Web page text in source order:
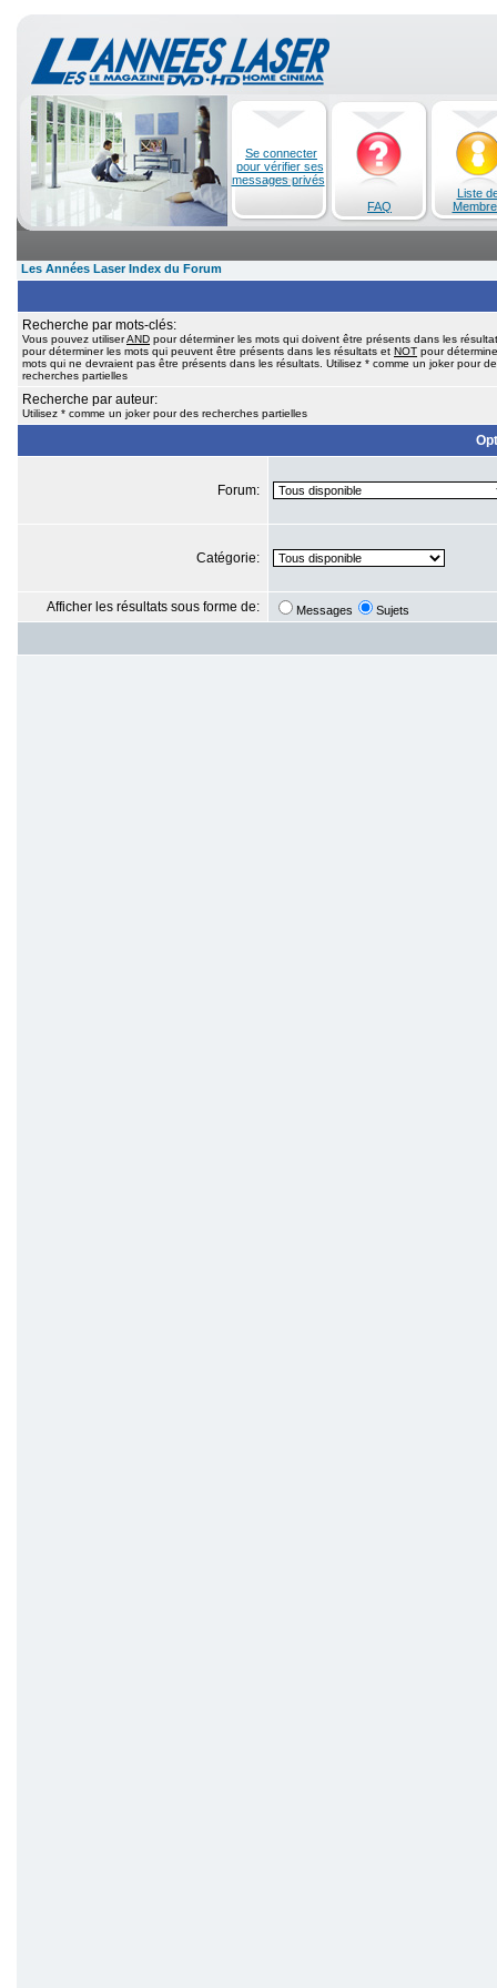
Se connecter
pour vérifier ses
messages privés
FAQ
Liste
Les Années Laser Index du Forum
Recherche par mots-clés:
Vous pouvez utiliserAND pour déterminer les mots qui doivent être présents dans les
pour déterminer les mots qui peuvent être présents dans les résultats et NOT pour
mots qui ne devraient pas être présents dans les résultats. Utilisez * comme un joker pour
recherches partielles
Recherche par auteur:
Utilisez * comme un joker pour des recherches partielles
Forum:
Catégorie:
Afficher les résultats sous forme de: Messages Sujets